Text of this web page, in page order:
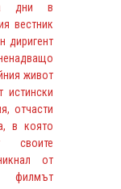
дни в
вестник
диригент
живот
истински
отчасти
в която
своите
от
филмът